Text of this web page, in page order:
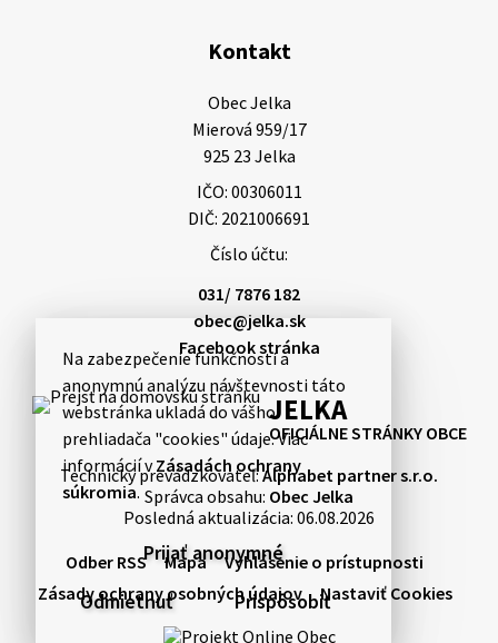
Na zabezpečenie funkčnosti a
anonymnú analýzu návštevnosti táto
webstránka ukladá do vášho
prehliadača "cookies" údaje. Viac
informácií vZásadách ochrany
súkromia.
Prijať anonymné
Odmietnuť
Prispôsobiť
Smútočné oznamy: 03.08.2026 1/ Vážení obyvatelia!S
hlbokým zármutkom Vám oznamujeme, že vo veku
84 rokov nás opustil Ján Letusek. Pohreb zosnulého
bude dňa 4.08.2026 v utorok 10.00…
3. augusta 2026 08:44
Smútočný oznam: 31.07.2026
Vážení obyvatelia!S hlbokým zármutkom Vám
oznamujeme, že vo veku 48 rokov nás opustil
Norbert Rajcsányi, Annus. Pohreb zosnulého bude
dňa 5.08.2026 v stredu 10.15 hodine v rímskoka…
31. júla 2026 10:07
31. júla 2026 08:21
JELKA
OFICIÁLNE STRÁNKY OBCE
Technický prevádzkovateľ:Alphabet partner s.r.o.
Správca obsahu: Obec Jelka
Posledná aktualizácia: 06.08.2026
Odber RSS
Mapa
Vyhlásenie o prístupnosti
Zásady ochrany osobných údajov
Nastaviť Cookies
Kontakt
Obec Jelka
Mierová 959/17
925 23 Jelka
IČO: 00306011
DIČ: 2021006691
Číslo účtu:
031/ 7876 182
obec@jelka.sk
Facebook stránka